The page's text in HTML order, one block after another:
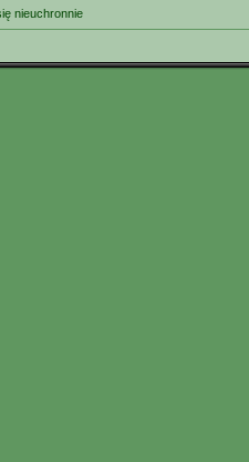
nieuchronnie